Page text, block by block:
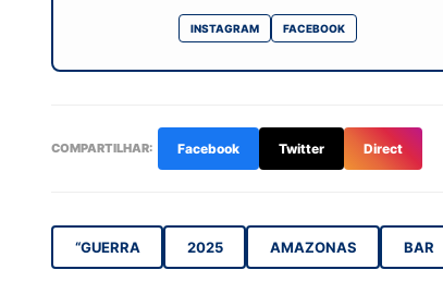
INSTAGRAM FACEBOOK
COMPARTILHAR: Facebook Twitter Direct
“GUERRA 2025 AMAZONAS BAR